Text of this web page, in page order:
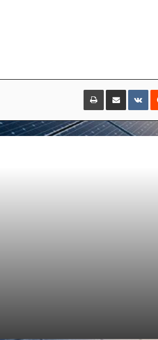
Reddit
VKontakte
اشتراک گذاری با ایمیل چاپ